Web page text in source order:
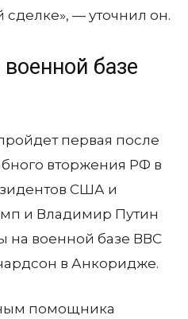
— уточнил он.
базе
первая после
вторжения РФ в
США и
и Владимир Путин
на военной базе ВВС
в Анкоридже.
помощника